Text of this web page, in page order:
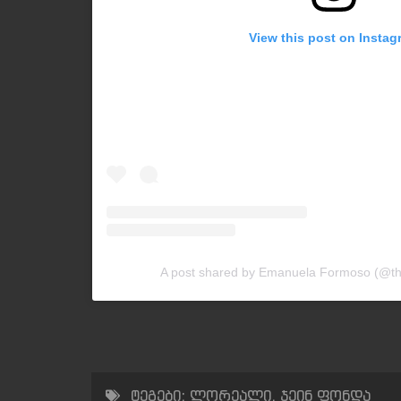
View this post on
A post shared by Emanuela Formoso
ტეგები: ლორეალი, ჯეინ ფონდა